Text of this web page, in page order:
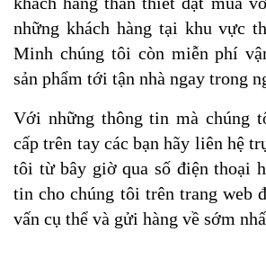
những khách hàng tại khu vực
Minh chúng tôi còn miễn phí
sản phẩm tới tận nhà ngay trong
Với những thông tin mà chúng
cấp trên tay các bạn hãy liên hệ
tôi từ bây giờ qua số điện thoại
tin cho chúng tôi trên trang web
vấn cụ thể và gửi hàng về sớm